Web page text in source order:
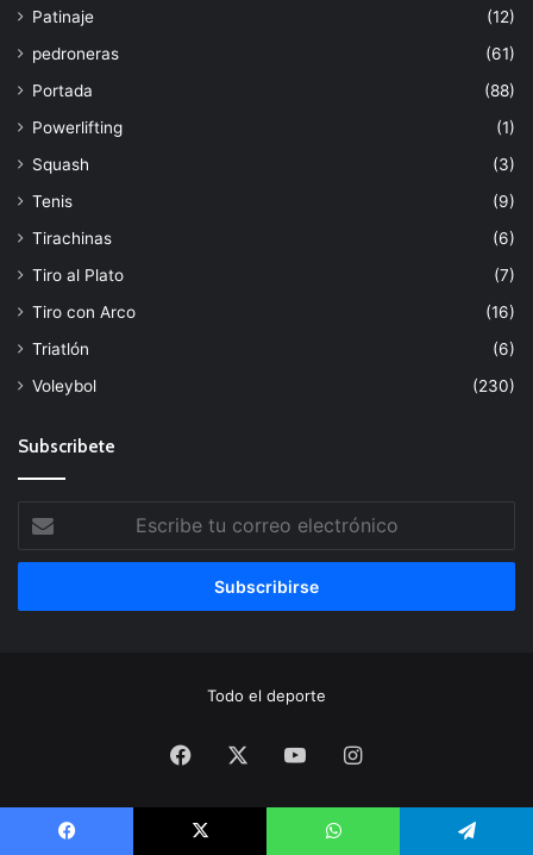
Patinaje
(12)
pedroneras
(61)
Portada
(88)
Powerlifting
(1)
Squash
(3)
Tenis
(9)
Tirachinas
(6)
Tiro al Plato
(7)
Tiro con Arco
(16)
Triatlón
(6)
Voleybol
(230)
Subscribete
Escribe
tu
correo
Todo el deporte
Facebook YouTubeInstagram